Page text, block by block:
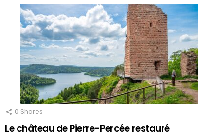
0 Shares
Le château de Pierre-Percée restauré